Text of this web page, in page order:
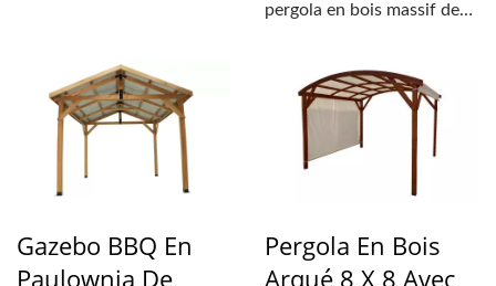
pergola en bois massif de
Gazebo BBQ En
Paulownia De
Pergola En Bois
Arqué 8 X 8 Avec